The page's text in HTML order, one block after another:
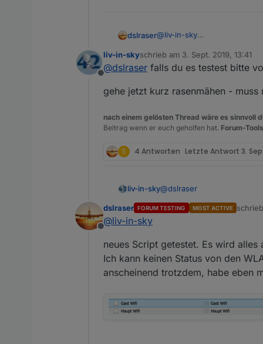
dslraser@liv-in-sky
Offline
liv-in-skyschrieb am 3. Sept. 2019, 13:41
zuletzt editiert von
@dslraser falls du es testest bitte
gehe jetzt kurz rasenmähen -
nach einem gelösten Thread wäre es
Beitrag wenn er euch geholfen hat. Forum-
S 4 Antworten Letzte Antwort 3.
liv-in-sky@dslraser
das neuste script
Spoiler
bitte testen - viele
werd mir das
Offline
dslraser FORUM TESTING MOST ACTIVE
zuletzt
@liv-in-sky
neues Script getestet. Es wird alles
Ich kann keinen Status von den
anscheinend trotzdem, habe eben